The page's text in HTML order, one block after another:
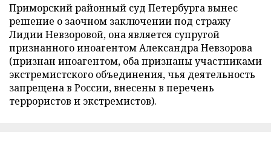
Приморский районный суд Петербурга вынес
решение о заочном заключении под стражу
Лидии Невзоровой, она является супругой
признанного иноагентом Александра Невзорова
(признан иноагентом, оба признаны участниками
экстремистского объединения, чья деятельность
запрещена в России, внесены в перечень
террористов и экстремистов).